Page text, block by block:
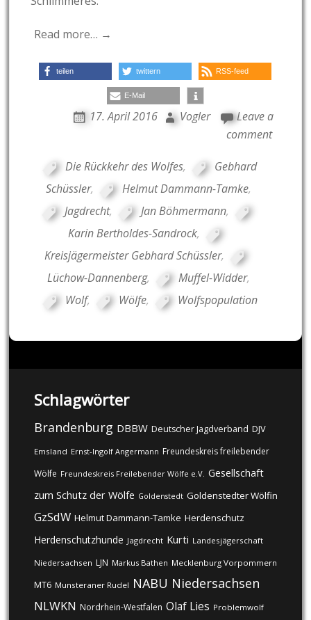
Read more… →
teilen twittern RSS-feed
E-Mail
17. April 2016 Vogler
Leave a
comment
Die Rückkehr des Wolfes,
Gebhard
Schüssler, Helmut Dammann-Tamke,
Jagdrecht, Jan Böhmermann,
Karin Bertholdes-Sandrock,
Kreisjägermeister Gebhard Schüssler,
Lüchow-Dannenberg, Muffel-Widder,
Wolf, Wölfe, Wolfspopulation
Schlagwörter
Brandenburg DBBW Deutscher Jagdverband DJV
Emsland Ernst-Ingolf Angermann Freundeskreis freilebender
Wölfe Freundeskreis Freilebender Wölfe e.V. Gesellschaft
zum Schutz der Wölfe Goldenstedt Goldenstedter Wölfin
GzSdW Helmut Dammann-Tamke Herdenschutz
Herdenschutzhunde Jagdrecht Kurti Landesjägerschaft
Niedersachsen LJN Markus Bathen Mecklenburg Vorpommern
MT6 Munsteraner Rudel NABU Niedersachsen
NLWKN Nordrhein-Westfalen Olaf Lies Problemwolf